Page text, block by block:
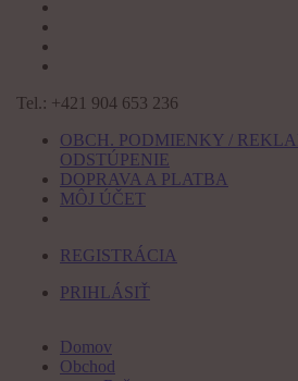
Tel.: +421 904 653 236
OBCH. PODMIENKY /
ODSTÚPENIE
DOPRAVA A PLATBA
MÔJ ÚČET
REGISTRÁCIA
PRIHLÁSIŤ
Domov
Obchod